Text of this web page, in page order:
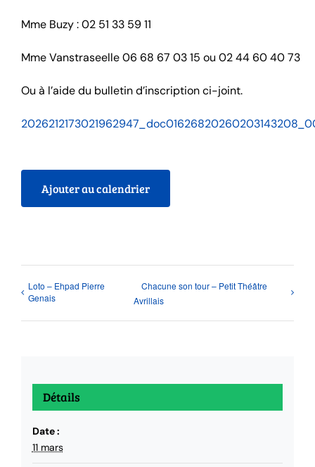
Mme Buzy : 02 51 33 59 11
Mme Vanstraseelle 06 68 67 03 15 ou 02 44 60 40 73
Ou à l’aide du bulletin d’inscription ci-joint.
Ajouter au calendrier
Loto – Ehpad Pierre
Genais
Chacune son tour – Petit Théâtre
Avrillais
Détails
Date :
11 mars